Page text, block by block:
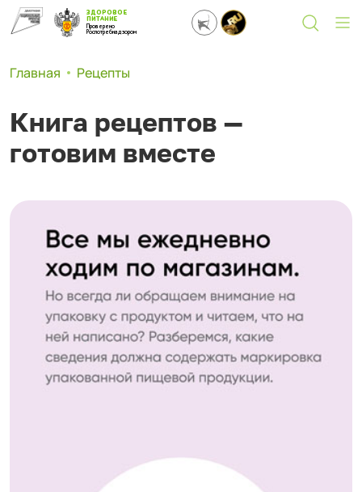
ЗДОРОВОЕ
ПИТАНИЕ
Проверено
Роспотребнадзором
Главная Рецепты
Книга рецептов —
готовим вместе